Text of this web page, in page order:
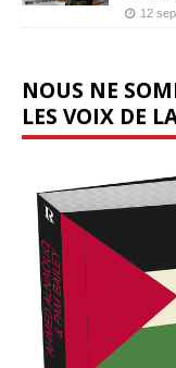
12
NOUS NE
LES VOIX DE